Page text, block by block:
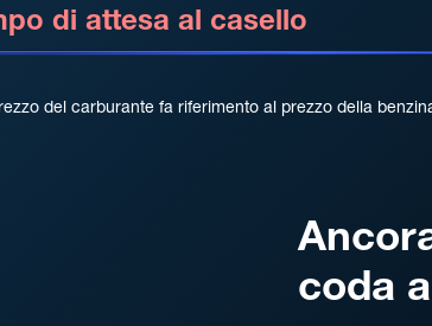
di attesa al casello
del carburante fa riferimento al prezzo della
coda